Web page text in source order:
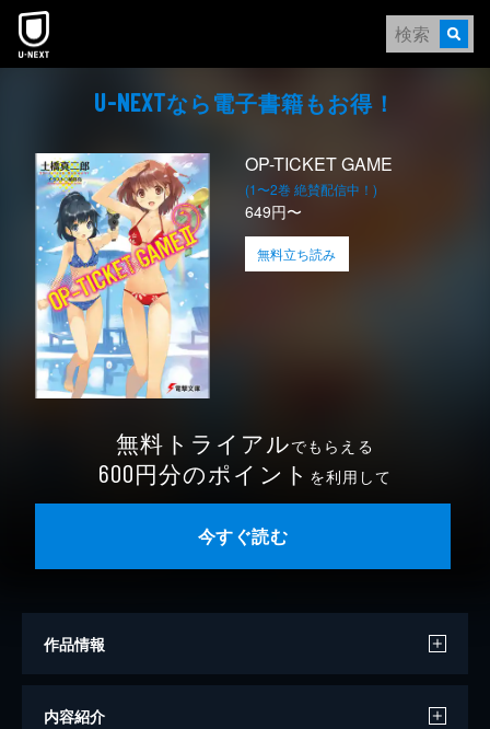
本文へスキップ
U-NEXTなら電⼦書籍もお得！
OP-TICKET GAME
(1〜2巻 絶賛配信中！)
649円〜
無料立ち読み
無料トライアルでもらえる
600円分のポイント を利用して
今すぐ読む
作品情報
著者
内容紹介